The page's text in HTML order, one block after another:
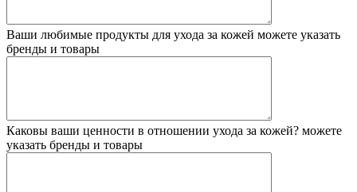
Ваши любимые продукты для ухода за кожей можете указать
бренды и товары
Каковы ваши ценности в отношении ухода за кожей? можете
указать бренды и товары